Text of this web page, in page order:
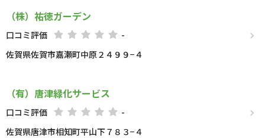
（株）祐徳ガーデン
口コミ評価
-
佐賀県佐賀市嘉瀬町中原２４９９−４
（有）唐津緑化サービス
口コミ評価
-
佐賀県唐津市相知町平山下７８３−４